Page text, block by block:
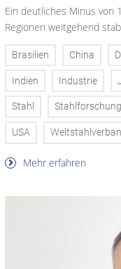
Ein deutliches Minus von
Regionen weitgehend
Brasilien China
Indien Industrie
Stahl Stahlforschung
USA
Mehr erfahren